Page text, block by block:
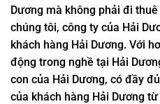
Dương mà không phải đi
chúng tôi, công ty của Hải
khách hàng Hải Dương. Với
động trong nghề tại Hải
con của Hải Dương, có đầy
của khách hàng Hải Dương